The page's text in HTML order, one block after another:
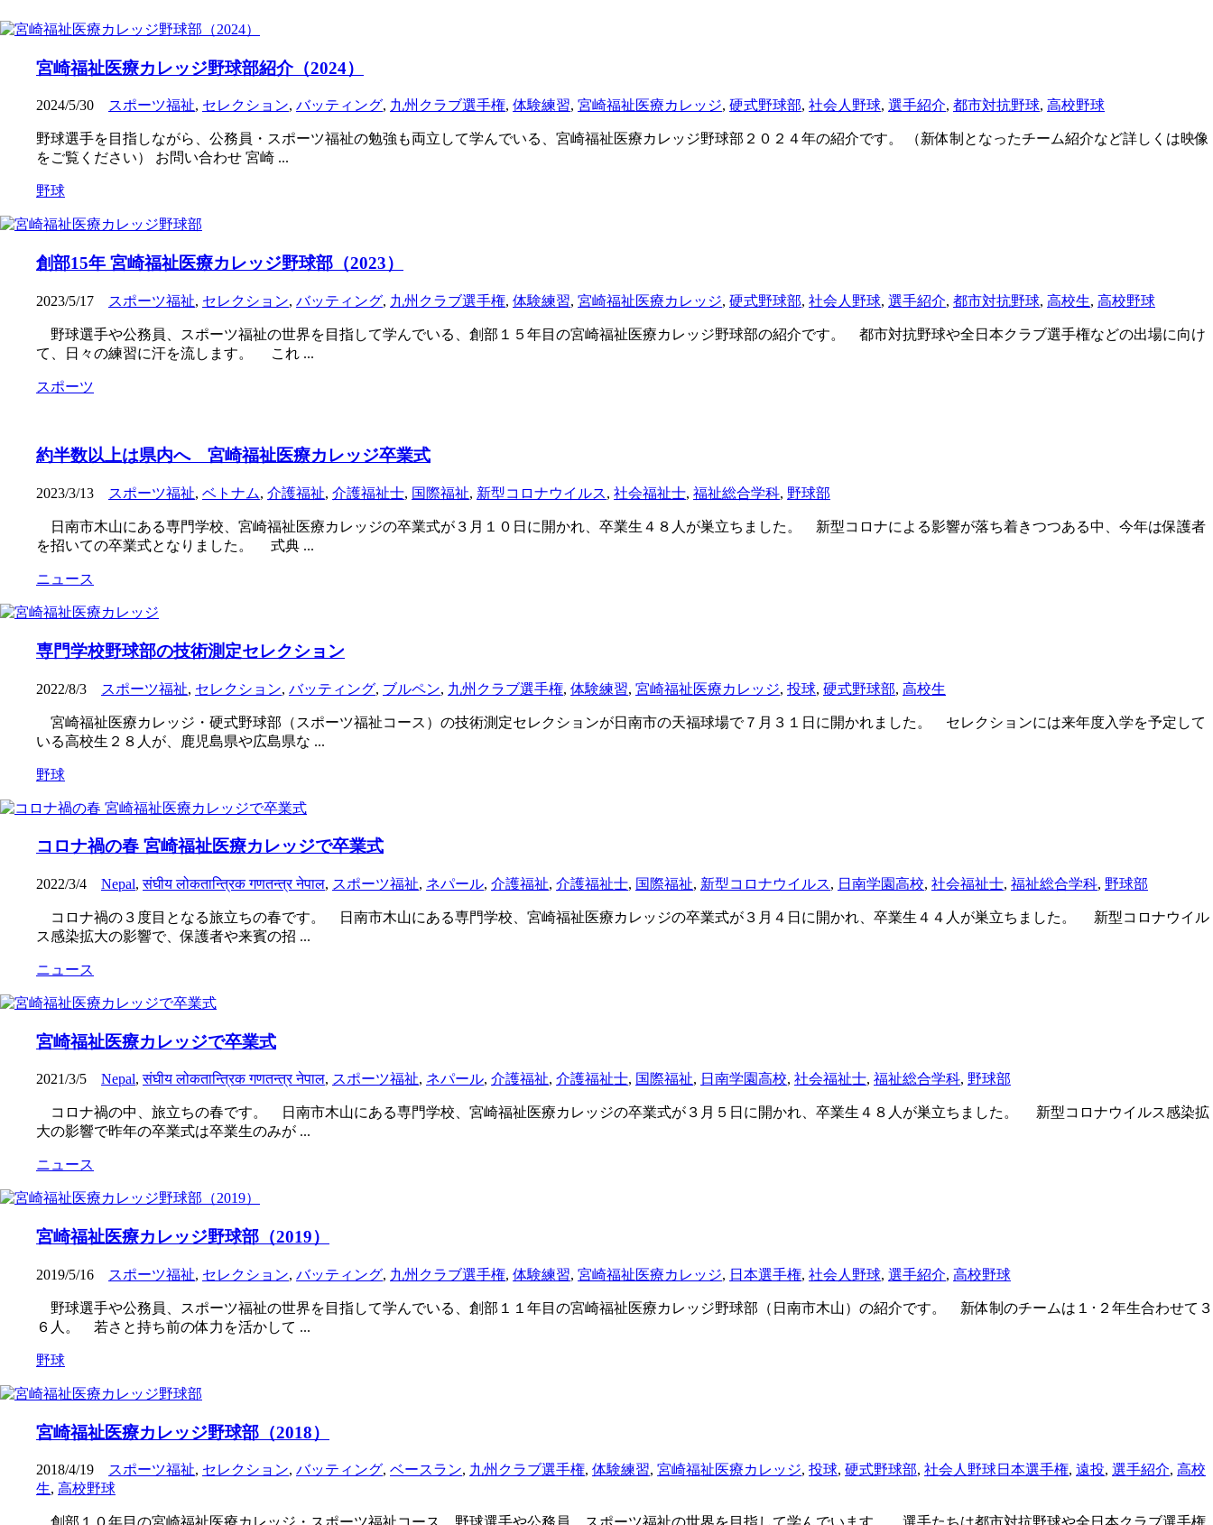
宮崎福祉医療カレッジ野球部紹介（2024）
2024/5/30 スポーツ福祉, セレクション, バッティング, 九州クラブ選手権, 体験練習, 宮崎福祉医療カレッジ, 硬式野球部, 社会人野球, 選手紹介, 都市対抗野球, 高校野球
野球選手を目指しながら、公務員・スポーツ福祉の勉強も両立して学んでいる、宮崎福祉医療カレッジ野球部２０２４年の紹介です。 （新体制となったチーム紹介など詳しくは映像
をご覧ください） お問い合わせ 宮崎 ...
野球
創部15年 宮崎福祉医療カレッジ野球部（2023）
2023/5/17 スポーツ福祉, セレクション, バッティング, 九州クラブ選手権, 体験練習, 宮崎福祉医療カレッジ, 硬式野球部, 社会人野球, 選手紹介, 都市対抗野球, 高校生, 高校野球
野球選手や公務員、スポーツ福祉の世界を目指して学んでいる、創部１５年目の宮崎福祉医療カレッジ野球部の紹介です。 都市対抗野球や全日本クラブ選手権などの出場に向け
て、日々の練習に汗を流します。 これ ...
スポーツ
約半数以上は県内へ 宮崎福祉医療カレッジ卒業式
2023/3/13 スポーツ福祉, ベトナム, 介護福祉, 介護福祉士, 国際福祉, 新型コロナウイルス, 社会福祉士, 福祉総合学科, 野球部
日南市木山にある専門学校、宮崎福祉医療カレッジの卒業式が３月１０日に開かれ、卒業生４８人が巣立ちました。 新型コロナによる影響が落ち着きつつある中、今年は保護者
を招いての卒業式となりました。 式典 ...
ニュース
専門学校野球部の技術測定セレクション
2022/8/3 スポーツ福祉, セレクション, バッティング, ブルペン, 九州クラブ選手権, 体験練習, 宮崎福祉医療カレッジ, 投球, 硬式野球部, 高校生
宮崎福祉医療カレッジ・硬式野球部（スポーツ福祉コース）の技術測定セレクションが日南市の天福球場で７月３１日に開かれました。 セレクションには来年度入学を予定して
いる高校生２８人が、鹿児島県や広島県な ...
野球
コロナ禍の春 宮崎福祉医療カレッジで卒業式
2022/3/4 Nepal,संघीय लोकतान्त्रिक गणतन्त्र नेपाल, スポーツ福祉, ネパール, 介護福祉, 介護福祉士, 国際福祉, 新型コロナウイルス, 日南学園高校, 社会福祉士, 福祉総合学科, 野球部
コロナ禍の３度目となる旅立ちの春です。 日南市木山にある専門学校、宮崎福祉医療カレッジの卒業式が３月４日に開かれ、卒業生４４人が巣立ちました。 新型コロナウイル
ス感染拡大の影響で、保護者や来賓の招 ...
ニュース
宮崎福祉医療カレッジで卒業式
2021/3/5 Nepal,संघीय लोकतान्त्रिक गणतन्त्र नेपाल, スポーツ福祉, ネパール, 介護福祉, 介護福祉士, 国際福祉, 日南学園高校, 社会福祉士, 福祉総合学科, 野球部
コロナ禍の中、旅立ちの春です。 日南市木山にある専門学校、宮崎福祉医療カレッジの卒業式が３月５日に開かれ、卒業生４８人が巣立ちました。 新型コロナウイルス感染拡
大の影響で昨年の卒業式は卒業生のみが ...
ニュース
宮崎福祉医療カレッジ野球部（2019）
2019/5/16 スポーツ福祉, セレクション, バッティング, 九州クラブ選手権, 体験練習, 宮崎福祉医療カレッジ, 日本選手権, 社会人野球, 選手紹介, 高校野球
野球選手や公務員、スポーツ福祉の世界を目指して学んでいる、創部１１年目の宮崎福祉医療カレッジ野球部（日南市木山）の紹介です。 新体制のチームは１･２年生合わせて３
６人。 若さと持ち前の体力を活かして ...
野球
宮崎福祉医療カレッジ野球部（2018）
2018/4/19 スポーツ福祉, セレクション, バッティング, ベースラン, 九州クラブ選手権, 体験練習, 宮崎福祉医療カレッジ, 投球, 硬式野球部, 社会人野球日本選手権, 遠投, 選手紹介, 高校
生, 高校野球